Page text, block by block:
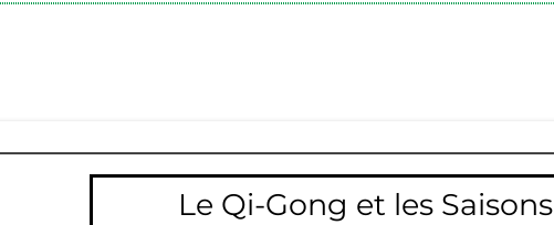
Le Qi-Gong et les Saisons